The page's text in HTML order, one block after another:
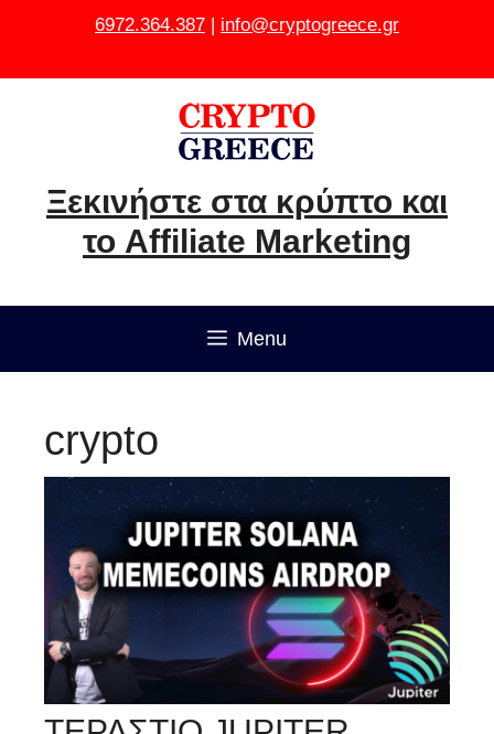
6972.364.387 | info@cryptogreece.gr
Ξεκινήστε στα κρύπτο και
το Affiliate Marketing
Menu
crypto